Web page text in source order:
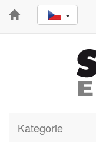
Kategorie